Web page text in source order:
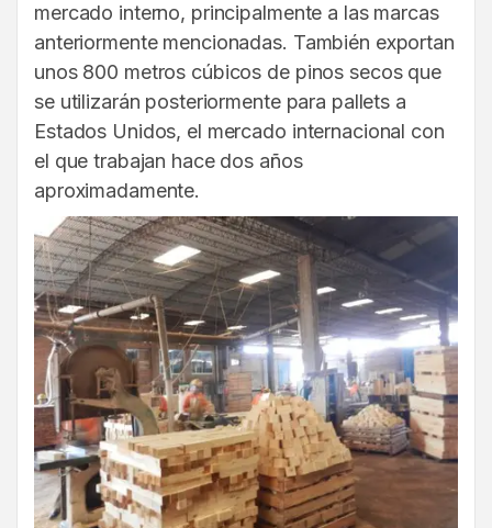
mercado interno, principalmente a las marcas
anteriormente mencionadas. También exportan
unos 800 metros cúbicos de pinos secos que
se utilizarán posteriormente para pallets a
Estados Unidos, el mercado internacional con
el que trabajan hace dos años
aproximadamente.